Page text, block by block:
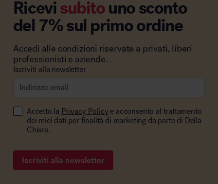
Ricevisubitouno sconto
del 7% sul primo ordine
Accedi alle condizioni riservate a privati, liberi
professionisti e aziende.
Iscriviti alla newsletter
Accetto la Privacy Policy e acconsento al trattamento
dei miei dati per finalità di marketing da parte di Della
Chiara.
Iscriviti alla newsletter